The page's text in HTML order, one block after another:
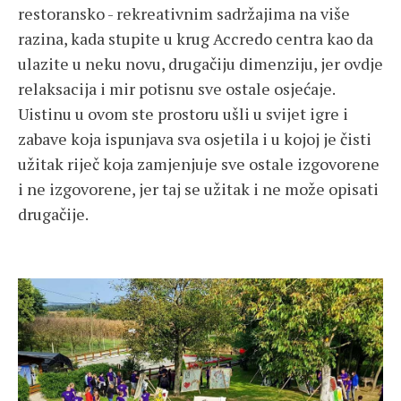
restoransko - rekreativnim sadržajima na više
razina, kada stupite u krug Accredo centra kao da
ulazite u neku novu, drugačiju dimenziju, jer ovdje
relaksacija i mir potisnu sve ostale osjećaje.
Uistinu u ovom ste prostoru ušli u svijet igre i
zabave koja ispunjava sva osjetila i u kojoj je čisti
užitak riječ koja zamjenjuje sve ostale izgovorene
i ne izgovorene, jer taj se užitak i ne može opisati
drugačije.